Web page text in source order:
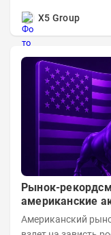
X5 Group
Рынок-
американские
Американский